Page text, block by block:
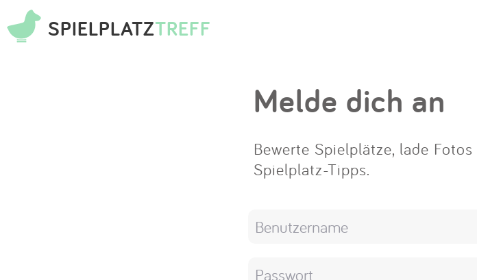
SPIELPLATZTREFF
App
Melde dich an
Bewerte Spielplätze, lade
Spielplatz-Tipps.